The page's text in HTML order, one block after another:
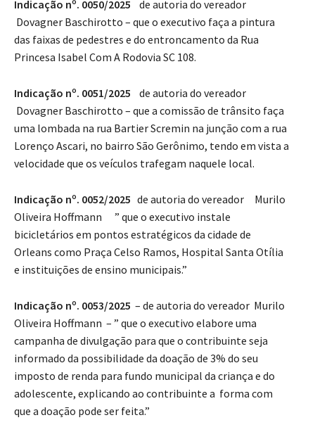
Indicação nº. 0050/2025
de autoria do vereador
Dovagner Baschirotto – que o executivo faça a pintura
das faixas de pedestres e do entroncamento da Rua
Princesa Isabel Com A Rodovia SC 108.
Indicação nº. 0051/2025
de autoria do vereador
Dovagner Baschirotto – que a comissão de trânsito faça
uma lombada na rua Bartier Scremin na junção com a rua
Lorenço Ascari, no bairro São Gerônimo, tendo em vista a
velocidade que os veículos trafegam naquele local.
Indicação nº. 0052/2025 de autoria do vereador Murilo
Oliveira Hoffmann ” que o executivo instale
bicicletários em pontos estratégicos da cidade de
Orleans como Praça Celso Ramos, Hospital Santa Otília
e instituições de ensino municipais.”
Indicação nº. 0053/2025 – de autoria do vereador Murilo
Oliveira Hoffmann – ” que o executivo elabore uma
campanha de divulgação para que o contribuinte seja
informado da possibilidade da doação de 3% do seu
imposto de renda para fundo municipal da criança e do
adolescente, explicando ao contribuinte a forma com
que a doação pode ser feita.”​​​​​​​